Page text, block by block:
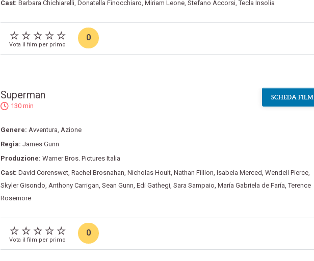
Cast: Barbara Chichiarelli, Donatella Finocchiaro, Miriam Leone, Stefano Accorsi,Tecla Insolia
Vota il film per primo
0
Superman
130 min
Genere: Avventura, Azione
Regia: James Gunn
Produzione: Warner Bros. Pictures Italia
Cast: David Corenswet, Rachel Brosnahan, Nicholas Hoult, Nathan Fillion, Isabela Merced, Wendell Pierce,
Skyler Gisondo, Anthony Carrigan, Sean Gunn, Edi Gathegi, Sara Sampaio, María Gabriela de Faría,Terence
Rosemore
SCHEDA FILM
Vota il film per primo
0